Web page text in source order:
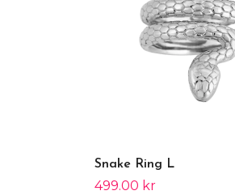
Snake Ring L
499.00 kr